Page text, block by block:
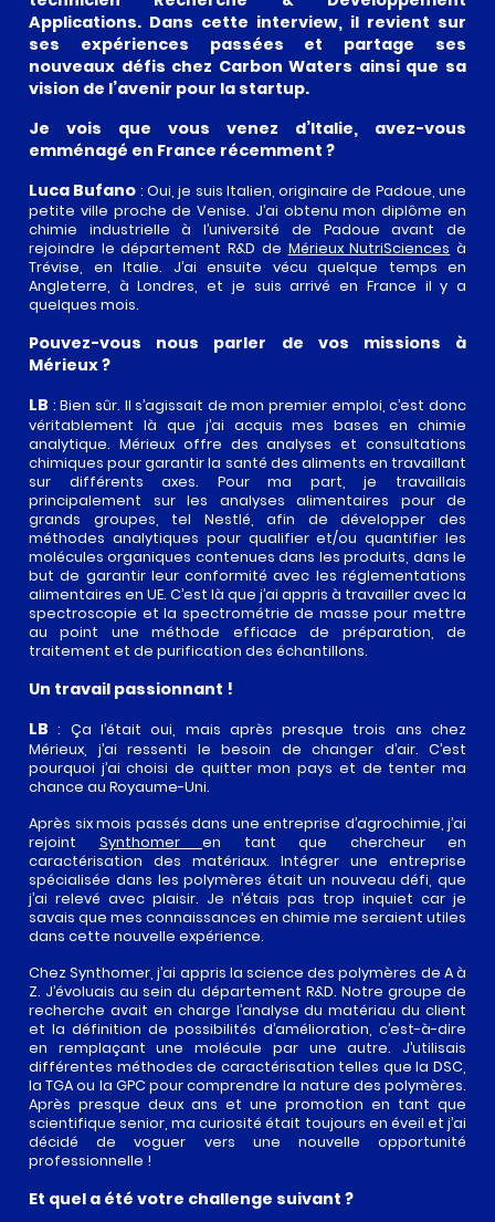
CARBON
WATERS
QUI
NOS
VALEURS
NOTRE
TECHNOLOGIE
APPLICATIONS
LE GRAPHÈNE
ADDITIFS DE
PROTECTION
ADDITIFS POUR
LE
RENFORCEMENT
ADDITIFS POUR
CONDUCTIVITÉ
PRODUITS
GRAPH’UP
OXI
GRAPH’UP
FORCE
SERVICES
PROJETS
EN
Applications. Dans cette interview, il revient sur
ses expériences passées et partage ses
nouveaux défis chez Carbon Waters ainsi que sa
vision de l’avenir pour la startup.
Je vois que vous venez d’Italie, avez-vous
emménagé en France récemment ?
Luca Bufano : Oui, je suis Italien, originaire de Padoue, une
petite ville proche de Venise. J’ai obtenu mon diplôme en
chimie industrielle à l’université de Padoue avant de
rejoindre le département R&D de Mérieux NutriSciences à
Trévise, en Italie. J’ai ensuite vécu quelque temps en
Angleterre, à Londres, et je suis arrivé en France il y a
quelques mois.
Pouvez-vous nous parler de vos missions à
Mérieux ?
LB : Bien sûr. Il s’agissait de mon premier emploi, c’est donc
véritablement là que j’ai acquis mes bases en chimie
analytique. Mérieux offre des analyses et consultations
chimiques pour garantir la santé des aliments en travaillant
sur différents axes. Pour ma part, je travaillais
principalement sur les analyses alimentaires pour de
grands groupes, tel Nestlé, afin de développer des
méthodes analytiques pour qualifier et/ou quantifier les
molécules organiques contenues dans les produits, dans le
but de garantir leur conformité avec les réglementations
alimentaires en UE. C’est là que j’ai appris à travailler avec la
spectroscopie et la spectrométrie de masse pour mettre
au point une méthode efficace de préparation, de
traitement et de purification des échantillons.
Un travail passionnant !
LB : Ça l’était oui, mais après presque trois ans chez
Mérieux, j’ai ressenti le besoin de changer d’air. C’est
pourquoi j’ai choisi de quitter mon pays et de tenter ma
chance au Royaume-Uni.
Après six mois passés dans une entreprise d’agrochimie, j’ai
rejoint Synthomer en tant que chercheur en
caractérisation des matériaux. Intégrer une entreprise
spécialisée dans les polymères était un nouveau défi, que
j’ai relevé avec plaisir. Je n’étais pas trop inquiet car je
savais que mes connaissances en chimie me seraient utiles
dans cette nouvelle expérience.
Chez Synthomer, j’ai appris la science des polymères de A à
Z. J’évoluais au sein du département R&D. Notre groupe de
recherche avait en charge l’analyse du matériau du client
et la définition de possibilités d’amélioration, c’est-à-dire
en remplaçant une molécule par une autre. J’utilisais
différentes méthodes de caractérisation telles que la DSC,
la TGA ou la GPC pour comprendre la nature des polymères.
Après presque deux ans et une promotion en tant que
scientifique senior, ma curiosité était toujours en éveil et j’ai
décidé de voguer vers une nouvelle opportunité
professionnelle !
Et quel a été votre challenge suivant ?